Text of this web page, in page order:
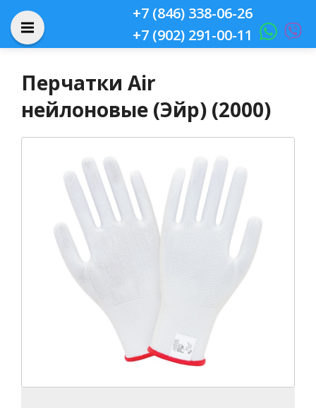
+7 (846) 338-06-26
+7 (902) 291-00-11
Перчатки Air
нейлоновые (Эйр) (2000)